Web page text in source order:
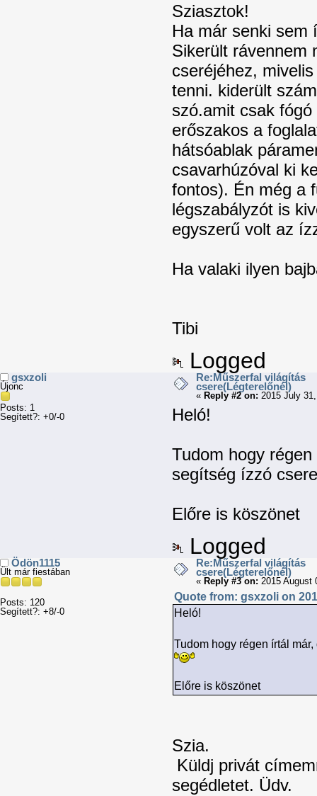
Sziasztok!
Ha már senki sem
Sikerült rávennem
cseréjéhez,
tenni. kiderült
szó.amit csak
erőszakos a
hátsóablak
csavarhúzóval ki
fontos). Én még a
légszabályzót is
egyszerű volt az
Ha valaki ilyen
Tibi
Logged
gsxzoli
Újonc
Posts: 1
Segített?: +0/-0
Re:Műszerfal világítás
csere(Légterelőnél)
« Reply #2 on: 2015 July
Heló!
Tudom hogy
segítség ízzó
Előre is köszönet
Logged
Ödön1115
Ült már fiestában
Posts: 120
Segített?: +8/-0
Re:Műszerfal világítás
csere(Légterelőnél)
« Reply #3 on: 2015 August
Quote from: gsxzoli on
Heló!
Tudom hogy régen írtál
Előre is köszönet
Szia.
Küldj privát
segédletet. Üdv.